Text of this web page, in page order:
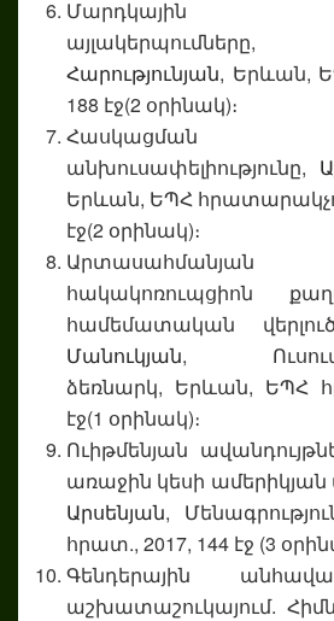
Մարդկային
Հարությունյան, Երևան,
188 էջ(2 օրինակ)։
Հասկացման
անխուսափելիությունը,
Երևան, ԵՊՀ
էջ(2 օրինակ)։
հակակոռուպցիոն
համեմատական
Մանուկյան,
ձեռնարկ, Երևան, ԵՊՀ
էջ(1 օրինակ)։
Ուիթմենյան
առաջին կեսի
Արսենյան,
հրատ., 2017, 144 էջ (3
Գենդերային
աշխատաշուկայում.